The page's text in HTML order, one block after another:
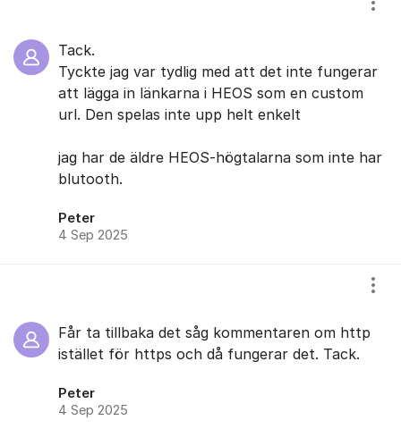
Tack.
Tyckte jag var tydlig med att det inte fungerar
att lägga in länkarna i HEOS som en custom
url. Den spelas inte upp helt enkelt
jag har de äldre HEOS-högtalarna som inte har
blutooth.
Peter
4 Sep 2025
Får ta tillbaka det såg kommentaren om http
istället för https och då fungerar det. Tack.
Peter
4 Sep 2025